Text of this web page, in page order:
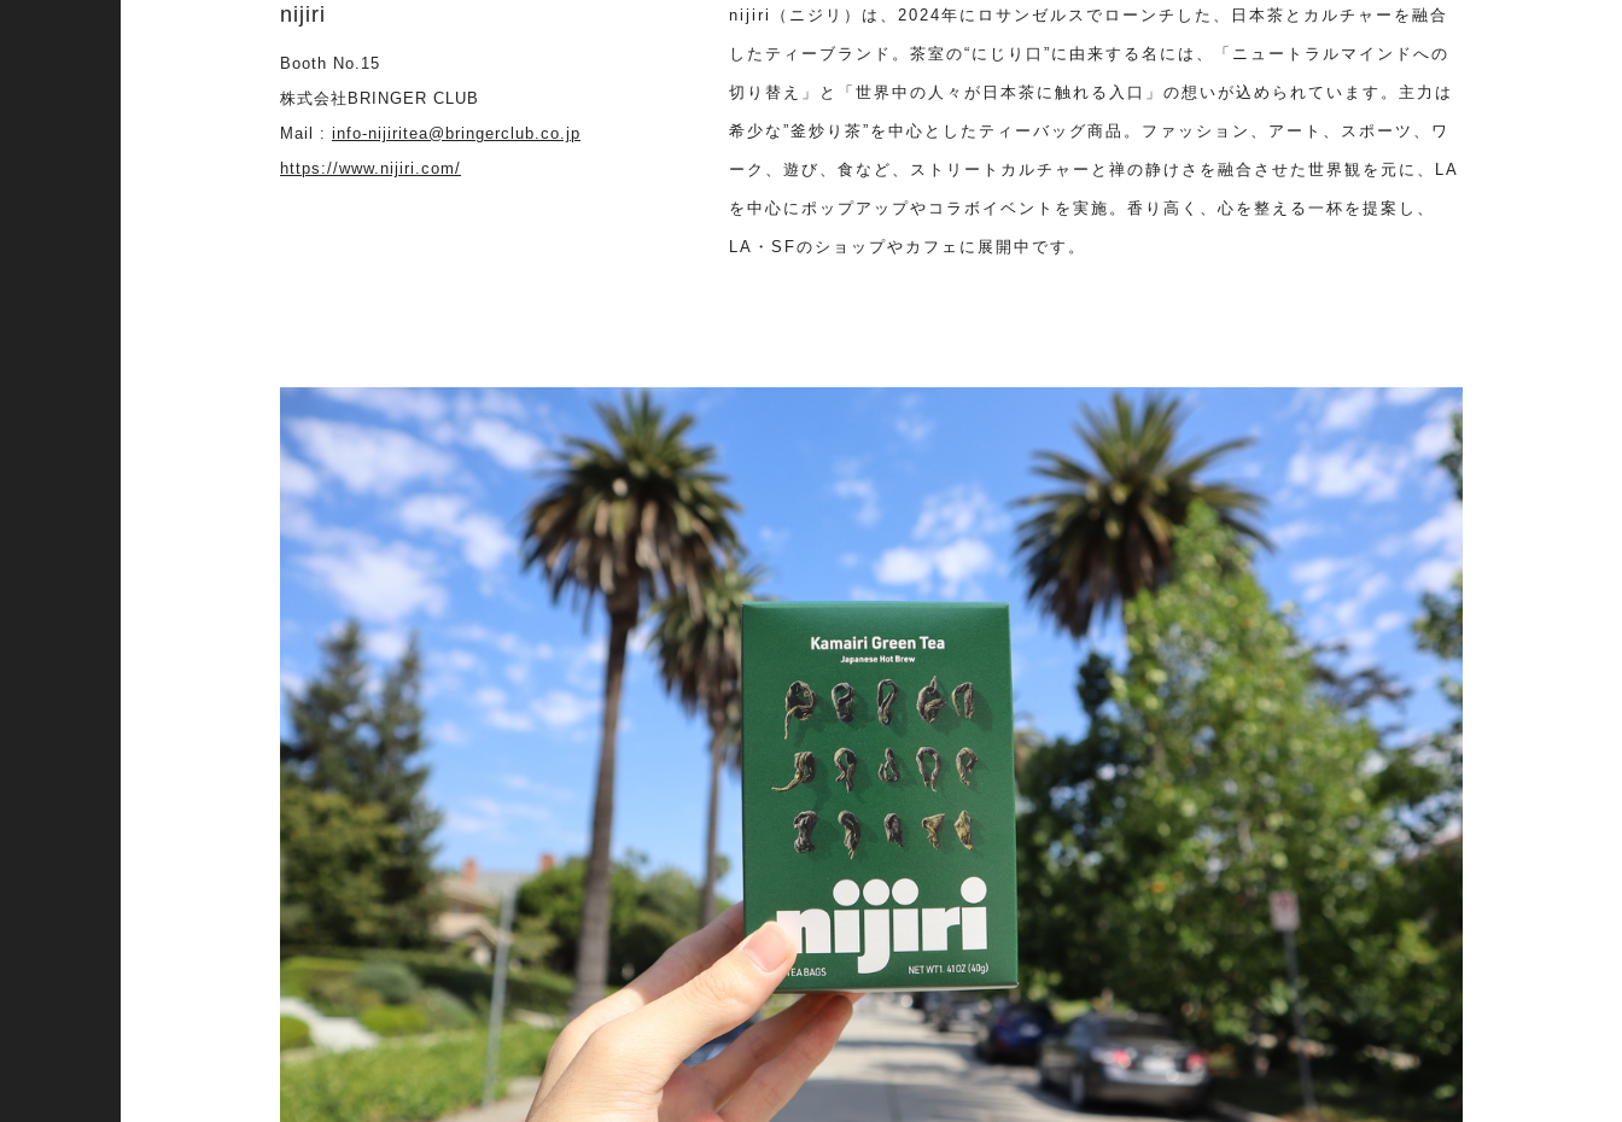
nijiri
Booth No.15
株式会社BRINGER CLUB
Mail : info-nijiritea@bringerclub.co.jp
https://www.nijiri.com/
nijiri（ニジリ）は、2024年にロサンゼルスでローンチした、日本茶とカルチャーを融合
したティーブランド。茶室の“にじり口”に由来する名には、「ニュートラルマインドへの
切り替え」と「世界中の人々が日本茶に触れる入口」の想いが込められています。主力は
希少な”釜炒り茶”を中心としたティーバッグ商品。ファッション、アート、スポーツ、ワ
ーク、遊び、食など、ストリートカルチャーと禅の静けさを融合させた世界観を元に、LA
を中心にポップアップやコラボイベントを実施。香り高く、心を整える一杯を提案し、
LA・SFのショップやカフェに展開中です。